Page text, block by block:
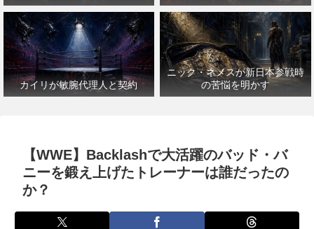
カイリが敏腕代理人と契約
ニック・ネメスが新日本参戦時
の苦悩を明かす
【WWE】Backlashで大活躍のバッド・バ
ニーを鍛え上げたトレーナーは誰だったの
か？